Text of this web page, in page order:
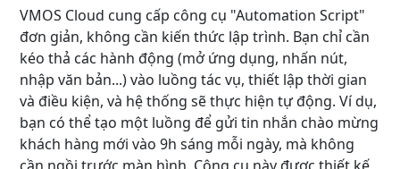
VMOS Cloud cung cấp công cụ "Automation Script"
đơn giản, không cần kiến thức lập trình. Bạn chỉ cần
kéo thả các hành động (mở ứng dụng, nhấn nút,
nhập văn bản...) vào luồng tác vụ, thiết lập thời gian
và điều kiện, và hệ thống sẽ thực hiện tự động. Ví dụ,
bạn có thể tạo một luồng để gửi tin nhắn chào mừng
khách hàng mới vào 9h sáng mỗi ngày, mà không